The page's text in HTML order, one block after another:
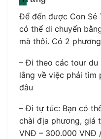
Để đến được Con Sẻ
có thể di chuyển
mà thôi. Có 2
– Đi theo các tour du
lắng về việc phải tìm
đâu
– Đi tự túc: Bạn có
chài địa phương, giá
VNĐ – 300.000 VNĐ